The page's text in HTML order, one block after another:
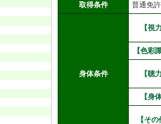
取得条件 普通免
身体条件
【視
【色彩
【聴
【身
【その